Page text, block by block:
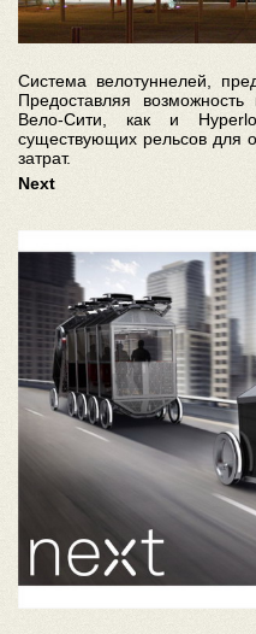
Система велотуннелей,
Предоставляя
Вело-Сити, как и
существующих рельсов для
затрат.
Next